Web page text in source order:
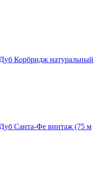
Корбридж натуральный
Санта-Фе винтаж (75 м